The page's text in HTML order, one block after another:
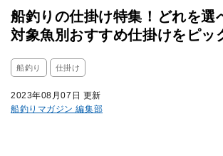
船釣りの仕掛け特集！どれを選
対象魚別おすすめ仕掛けをピッ
船釣り 仕掛け
2023年08月07日 更新
船釣りマガジン 編集部